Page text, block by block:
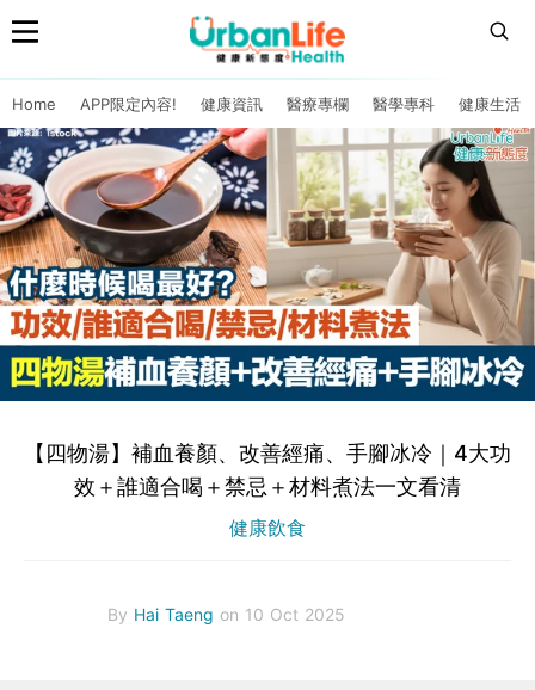
Home APP限定內容! 健康資訊 醫療專欄 醫學專科 健康生活
【四物湯】補血養顏、改善經痛、手腳冰冷｜4大功
效＋誰適合喝＋禁忌＋材料煮法一文看清
健康飲食
By Hai Taeng on 10 Oct 2025